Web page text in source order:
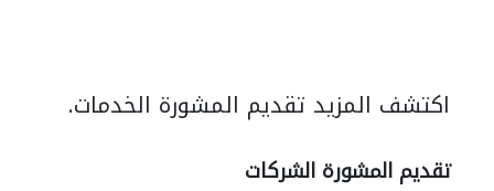
اكتشف المزيد تقديم المشورة الخدمات.
تقديم المشورة الشركات